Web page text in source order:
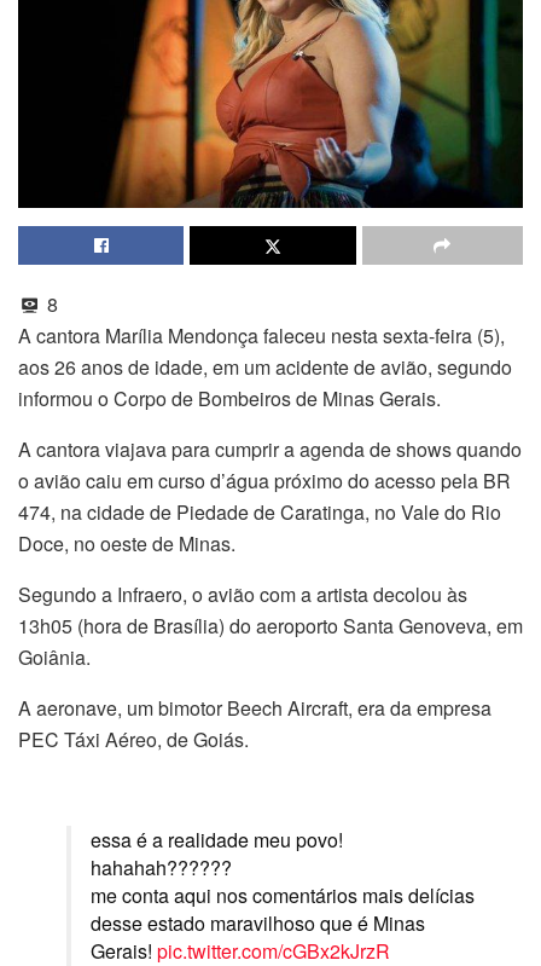
8
A cantora Marília Mendonça faleceu nesta sexta-feira (5),
aos 26 anos de idade, em um acidente de avião, segundo
informou o Corpo de Bombeiros de Minas Gerais.
A cantora viajava para cumprir a agenda de shows quando
o avião caiu em curso d’água próximo do acesso pela BR
474, na cidade de Piedade de Caratinga, no Vale do Rio
Doce, no oeste de Minas.
Segundo a Infraero, o avião com a artista decolou às
13h05 (hora de Brasília) do aeroporto Santa Genoveva, em
Goiânia.
A aeronave, um bimotor Beech Aircraft, era da empresa
PEC Táxi Aéreo, de Goiás.
essa é a realidade meu povo!
hahahah??????
me conta aqui nos comentários mais delícias
desse estado maravilhoso que é Minas
Gerais! pic.twitter.com/cGBx2kJrzR